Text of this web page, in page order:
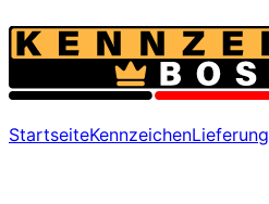
StartseiteKennzeichenLieferung